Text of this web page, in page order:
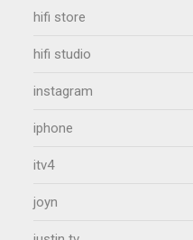
hifi store
hifi studio
instagram
iphone
itv4
joyn